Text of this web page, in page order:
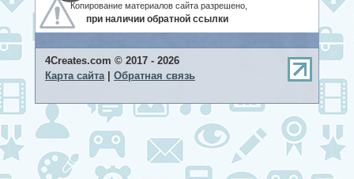
4Creates.com © 2017 - 2026
Карта сайта| Обратная связь
Копирование материалов сайта разрешено,
при наличии обратной ссылки